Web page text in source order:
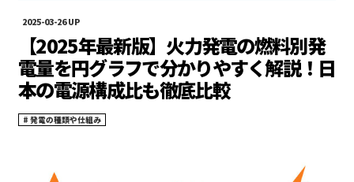
2025-03-26
【2025年最新版】火力発電の燃料別発
電量を円グラフで分かりやすく解説！日
本の電源構成比も徹底比較
発電の種類や仕組み